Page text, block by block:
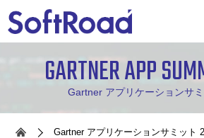
Gartner アプリケーションサミット
GARTNER APP
Gartner アプリケーションサ